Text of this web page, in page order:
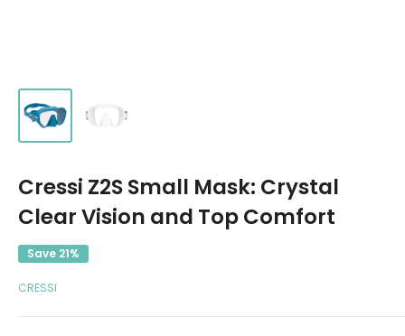
Cressi Z2S Small Mask: Crystal
Clear Vision and Top Comfort
Save 21%
CRESSI